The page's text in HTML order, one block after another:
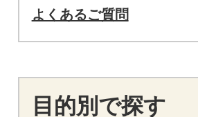
よくあるご質問
目的別で探す